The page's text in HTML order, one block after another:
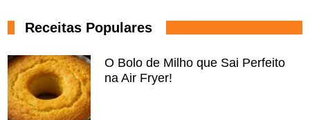
Receitas Populares
O Bolo de Milho que Sai Perfeito
na Air Fryer!